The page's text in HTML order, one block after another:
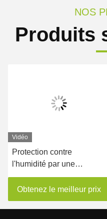
NOS
Produits
Vidéo
Protection contre
l'humidité par une
pellicule lamellée en relief
soluble dans l'eau
Obtenez le meilleur prix